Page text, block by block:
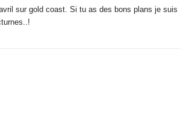
sur gold coast. Si tu as des bons plans je suis